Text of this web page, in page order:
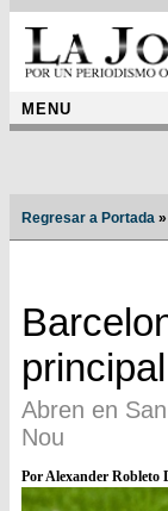
MENU
Regresar a Portada »
Abren en
Nou
Por Alexander Robleto